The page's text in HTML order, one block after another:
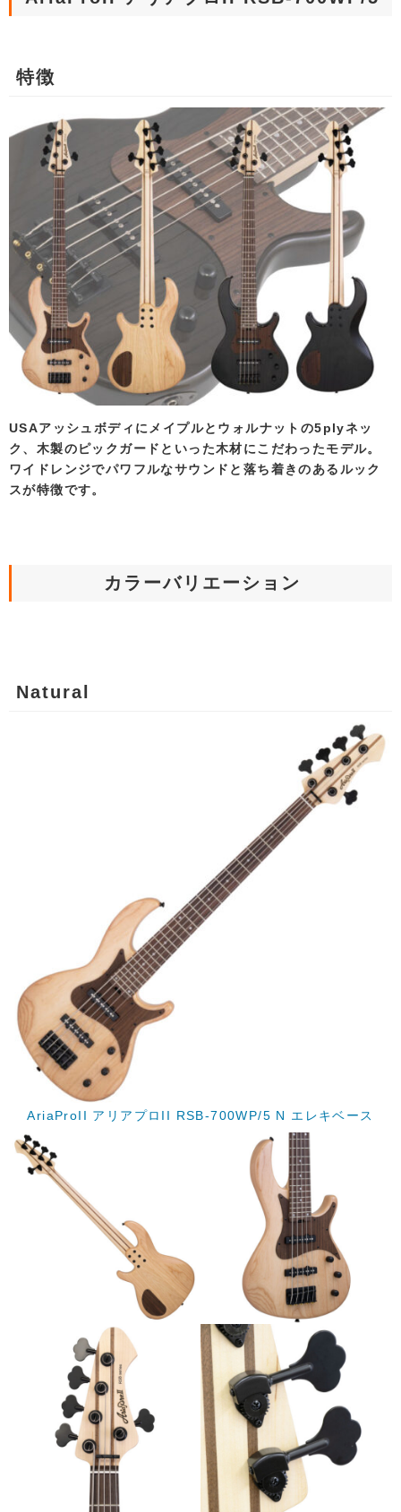
特徴
USAアッシュボディにメイプルとウォルナットの5plyネッ
ク、木製のピックガードといった木材にこだわったモデル。
ワイドレンジでパワフルなサウンドと落ち着きのあるルック
スが特徴です。
カラーバリエーション
Natural
AriaProII アリアプロII RSB-700WP/5 N エレキベース